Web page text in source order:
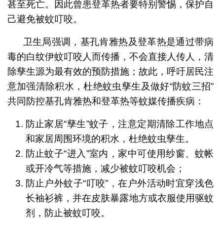
甚至死亡。因此曾患登革热者要特别警惕，保护自
己避免被蚊叮咬。
卫生局强调，基孔肯雅热及登革热是通过带病
毒的白纹伊蚊叮咬人而传播，不会直接人传人，清
除孳生源为最有效的预防措施；故此，呼吁居民注
意加强清除积水，杜绝蚊虫孳生及做好“防蚊三招”
共同防控基孔肯雅热和登革热等蚊媒传播疾病：
防止家居“孳生”蚊子，注意定期清除工作地点
和家居周围环境的积水，杜绝蚊虫孳生。
防止蚊子“进入”室内，家中可使用纱窗、蚊帐
或开冷气等措施，减少被蚊叮咬机会；
防止户外蚊子“叮咬”，在户外活动时宜穿浅色
长袖衫裤，并在皮肤暴露地方或衣服使用驱蚊
剂，防止被蚊叮咬。